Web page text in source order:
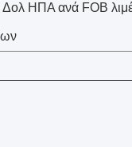
ΗΠΑ ανά FOB